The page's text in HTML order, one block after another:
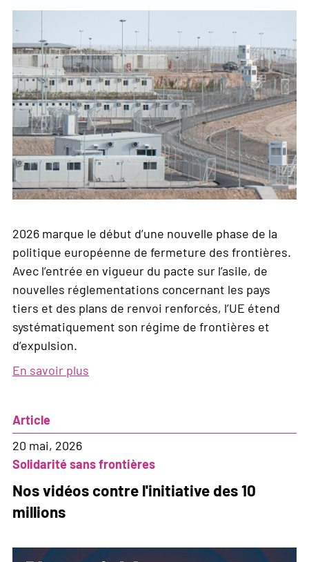
malheureusement
pas
le
dernier.
»
2026 marque le début d’une nouvelle phase de la
politique européenne de fermeture des frontières.
Avec l’entrée en vigueur du pacte sur l’asile, de
nouvelles réglementations concernant les pays
tiers et des plans de renvoi renforcés, l’UE étend
systématiquement son régime de frontières et
d’expulsion.
En savoir plus
l’exclusion
Article
20 mai, 2026
Solidarité sans frontières
Nos vidéos contre l'initiative des 10
millions